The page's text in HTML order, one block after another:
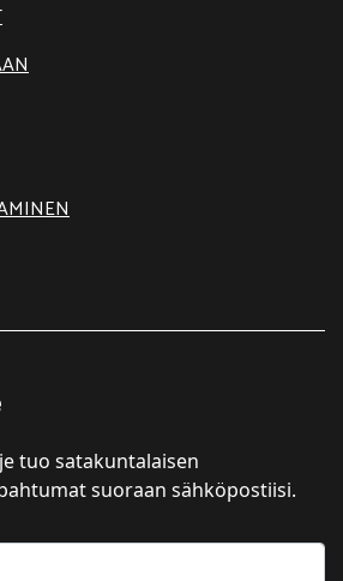
tuo satakuntalaisen
suoraan sähköpostiisi.